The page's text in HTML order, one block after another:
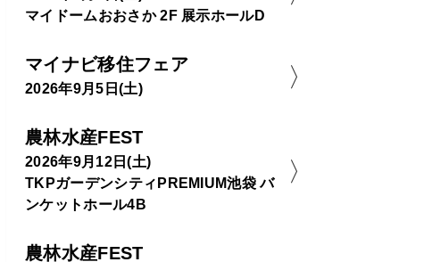
マイドームおおさか 2F 展示ホールD
マイナビ移住フェア
2026年9月5日(土)
農林水産FEST
2026年9月12日(土)
TKPガーデンシティPREMIUM池袋 バ
ンケットホール4B
農林水産FEST